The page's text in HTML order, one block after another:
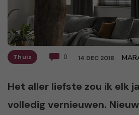
Thuis 0 14 DEC 2018
Het aller liefste zou ik elk
volledig vernieuwen.